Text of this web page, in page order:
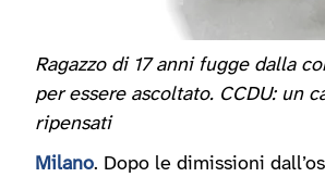
Ragazzo di 17 anni fugge dalla
per essere ascoltato. CCDU: un
ripensati
Milano. Dopo le dimissioni